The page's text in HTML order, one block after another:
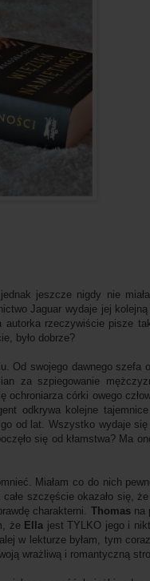
jeszcze nigdy nie
Jaguar wydaje jej kolejną
rzeczywiście pisze
było dobrze?
Od swojego dawnego szefa
za szpiegowanie
córki owego
odkrywa kolejne
od lat. Wszystko wydaje się
się od kłamstwa? Ma
Miałam co do nich
szczęście okazało się,
charakterni. Thomas na
że Ella jest TYLKO jego i
w lekturze byłam, tym
wrażliwą i romantyczną